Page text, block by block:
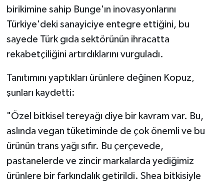
birikimine sahip Bunge'ın inovasyonlarını
Türkiye'deki sanayiciye entegre ettiğini, bu
sayede Türk gıda sektörünün ihracatta
rekabetçiliğini artırdıklarını vurguladı.
Tanıtımını yaptıkları ürünlere değinen Kopuz,
şunları kaydetti:
"Özel bitkisel tereyağı diye bir kavram var. Bu,
aslında vegan tüketiminde de çok önemli ve bu
ürünün trans yağı sıfır. Bu çerçevede,
pastanelerde ve zincir markalarda yediğimiz
ürünlere bir farkındalık getirildi. Shea bitkisiyle